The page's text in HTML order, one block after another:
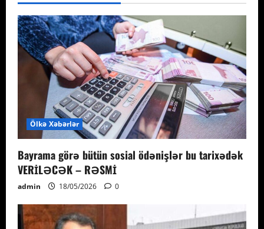
Ölkə Xəbərlər
Bayrama görə bütün sosial ödənişlər bu tarixədək
VERİLƏCƏK – RƏSMİ
admin 18/05/2026 0